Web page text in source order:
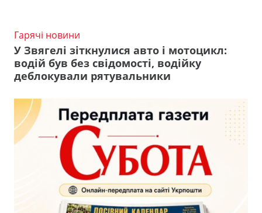
Гарячі новини
У Звягелі зіткнулися авто і мотоцикл:
водій був без свідомості, водійку
деблокували рятувальники